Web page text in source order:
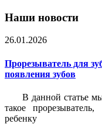
Наши новости
26.01.2026
Прорезыватель для
появления зубов
В данной статье
такое
ребенку